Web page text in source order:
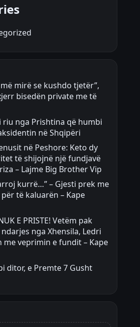
mirë se kushdo tjetër”,
bisedën private me të
riu nga Prishtina që humbi
në Shqipëri
në Peshore: Keto dy
të shijojnë një fundjavë
– Lajme Big Brother Vip
kurrë…” – Gjesti prek me
të kaluarën – Kape
E PRISTE! Vetëm pak
nga Xhensila, Ledri
me veprimin e fundit – Kape
ditor, e Premte 7 Gusht